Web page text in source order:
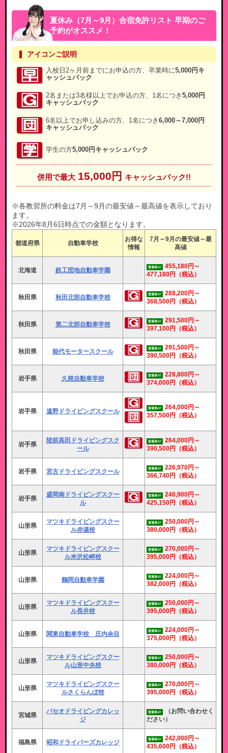
夏休み（7月～9月）合宿免許リスト 早期のご
予約がオススメ！
アイコンご説明
入校日2ヶ月前までにお申込の方、卒業時に5,000円キ
ャッシュバック
2名または3名様以上でお申込の方、1名につき5,000円
キャッシュバック
6名以上でお申し込みの方、1名につき6,000～7,000円
キャッシュバック
学生の方5,000円キャッシュバック
併用で最大 15,000円 キャッシュバック!!
※各教習所の料金は7月～9月の最安値～最高値を表示しており
ます。
※2026年8月6日時点での金額となります。
都道府県 自動車学校
お得な
情報
7月～9月の最安値～最
高値
北海道 鉄工団地自動車学園 普通車AT
455,180円～
477,180円
（税込）
秋田県 秋田北部自動車学校 普通車AT
288,200円～
368,500円
（税込）
秋田県 第二北部自動車学校 普通車AT
291,500円～
397,100円
（税込）
秋田県 能代モータースクール 普通車AT
291,500円～
390,500円
（税込）
岩手県 久慈自動車学校 普通車AT
228,800円～
374,000円
（税込）
岩手県 遠野ドライビングスクール 普通車AT
264,000円～
357,500円
（税込）
岩手県
陸前高田ドライビングスク
ール
普通車AT
264,000円～
390,500円
（税込）
岩手県 宮古ドライビングスクール 普通車AT
226,970円～
366,740円
（税込）
岩手県
盛岡南ドライビングスクー
ル
普通車AT
240,900円～
425,150円
（税込）
山形県
マツキドライビングスクー
ル赤湯校
普通車AT
250,000円～
380,000円
（税込）
山形県
マツキドライビングスクー
ル米沢松岬校
普通車AT
270,000円～
395,000円
（税込）
山形県 鶴岡自動車学園 普通車AT
224,000円～
382,000円
（税込）
山形県
マツキドライビングスクー
ル長井校
普通車AT
250,000円～
395,000円
（税込）
山形県 関東自動車学校 庄内余目 普通車AT
224,000円～
375,000円
（税込）
山形県
マツキドライビングスクー
ル山形中央校
普通車AT
250,000円～
380,000円
（税込）
山形県
マツキドライビングスクー
ルさくらんぼ校
普通車AT
270,000円～
395,000円
（税込）
宮城県
パセオドライビングカレッ
ジ
普通車AT
（お問い合わせく
ださい）
福島県 昭和ドライバーズカレッジ 普通車AT
242,000円～
435,600円
（税込）